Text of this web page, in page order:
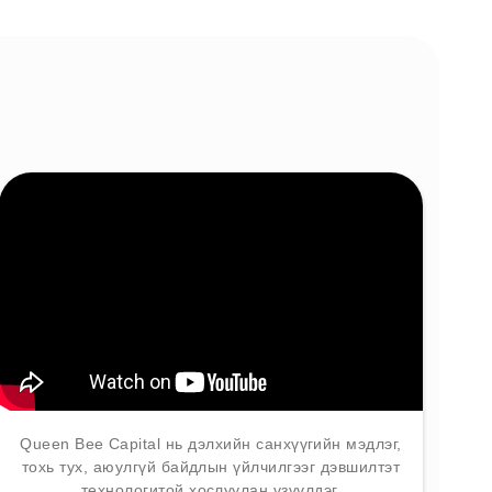
Queen Bee Capital нь дэлхийн санхүүгийн мэдлэг,
тохь тух, аюулгүй байдлын үйлчилгээг дэвшилтэт